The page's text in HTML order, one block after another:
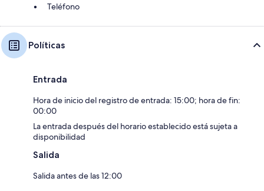
Teléfono
Políticas
Entrada
Hora de inicio del registro de entrada: 15:00; hora de fin:
00:00
La entrada después del horario establecido está sujeta a
disponibilidad
Salida
Salida antes de las 12:00